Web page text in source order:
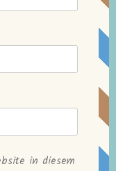
in diesem